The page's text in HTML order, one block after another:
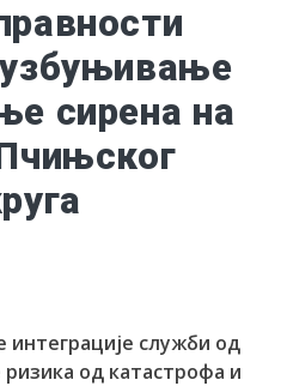
сирена на
служби од
од катастрофа и